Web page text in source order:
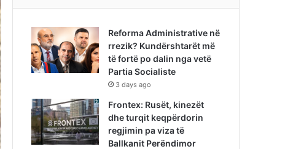
Reforma Administrative në
rrezik? Kundërshtarët më
të fortë po dalin nga vetë
Partia Socialiste
3 days ago
Frontex: Rusët, kinezët
dhe turqit keqpërdorin
regjimin pa viza të
Ballkanit Perëndimor